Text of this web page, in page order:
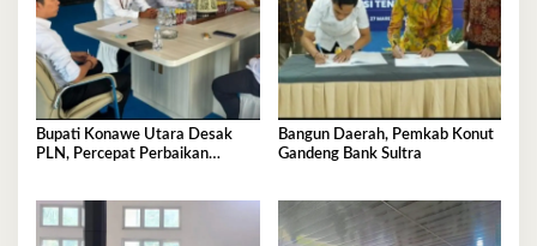
Bupati Konawe Utara Desak
PLN, Percepat Perbaikan
Bangun Daerah, Pemkab Konut
Gandeng Bank Sultra